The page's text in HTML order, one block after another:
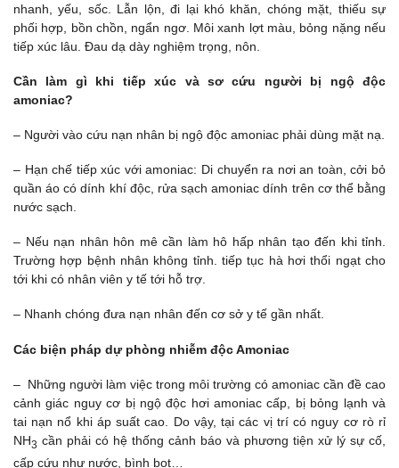
nhanh, yếu, sốc. Lẫn lộn, đi lại khó khăn, chóng mặt, thiếu sự
phối hợp, bồn chồn, ngẩn ngơ. Môi xanh lợt màu, bỏng nặng nếu
tiếp xúc lâu. Đau dạ dày nghiệm trọng, nôn.
Cần làm gì khi tiếp xúc và sơ cứu người bị ngộ độc
amoniac?
– Người vào cứu nạn nhân bị ngộ độc amoniac phải dùng mặt nạ.
– Hạn chế tiếp xúc với amoniac: Di chuyển ra nơi an toàn, cởi bỏ
quần áo có dính khí độc, rửa sạch amoniac dính trên cơ thể bằng
nước sạch.
– Nếu nạn nhân hôn mê cần làm hô hấp nhân tạo đến khi tỉnh.
Trường hợp bệnh nhân không tỉnh. tiếp tục hà hơi thổi ngạt cho
tới khi có nhân viên y tế tới hỗ trợ.
– Nhanh chóng đưa nạn nhân đến cơ sở y tế gần nhất.
Các biện pháp dự phòng nhiễm độc Amoniac
– Những người làm việc trong môi trường có amoniac cần đề cao
cảnh giác nguy cơ bị ngộ độc hơi amoniac cấp, bị bỏng lạnh và
tai nạn nổ khi áp suất cao. Do vậy, tại các vị trí có nguy cơ rò rỉ
NH3 cần phải có hệ thống cảnh báo và phương tiện xử lý sự cố,
cấp cứu như nước, bình bọt…